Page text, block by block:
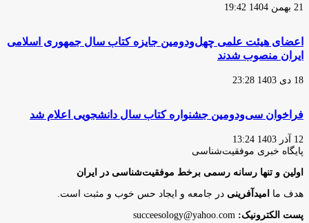
21 بهمن 1404 19:42
اعضای هیئت علمی چهل‌ودومین جایزه کتاب سال جمهوری اسلامی
ایران منصوب شدند
18 دی 1403 23:28
فراخوان سی‌ودومین جشنواره کتاب سال دانشجویی اعلام شد
12 آذر 1403 13:24
پایگاه‌ خبری موفقیت‌شناسی
اولین و تنها رسانه رسمی برخط موفقیت‌شناسی در ایران
هدف ما امیدآفرینی در جامعه و ایجاد حس خوب و مثبت است.
پست الکترونیک: